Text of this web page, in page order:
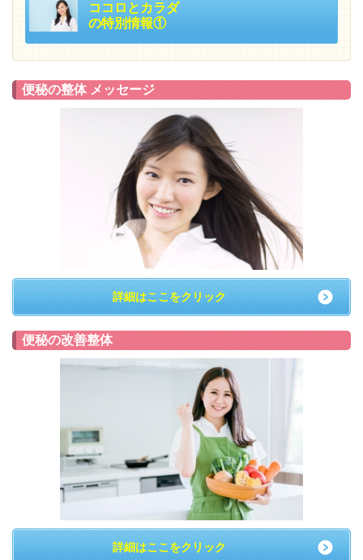
ココロとカラダ
の特別情報①
便秘の整体 メッセージ
詳細はここをクリック
便秘の改善整体
詳細はここをクリック